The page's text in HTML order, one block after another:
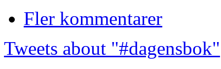
Fler kommentarer
Tweets about "#dagensbok"